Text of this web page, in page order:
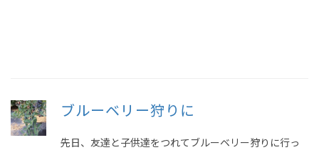
ブルーベリー狩りに
先日、友達と子供達をつれてブルーベリー狩りに行っ